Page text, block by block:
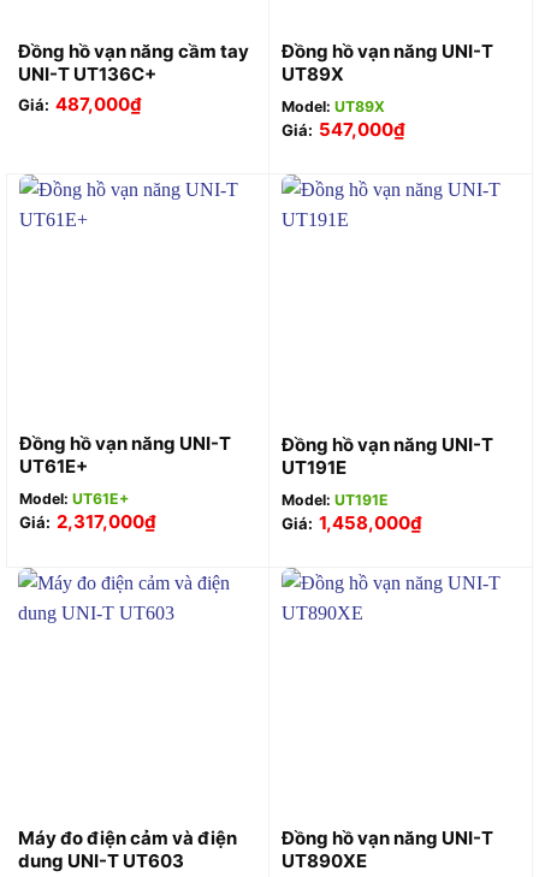
Đồng hồ vạn năng cầm tay
UNI-T UT136C+
Giá: 487,000₫
Đồng hồ vạn năng UNI-T
UT89X
Model: UT89X
Giá: 547,000₫
Đồng hồ vạn năng UNI-T
UT61E+
Model: UT61E+
Giá: 2,317,000₫
Đồng hồ vạn năng UNI-T
UT191E
Model: UT191E
Giá: 1,458,000₫
Máy đo điện cảm và điện
dung UNI-T UT603
Đồng hồ vạn năng UNI-T
UT890XE